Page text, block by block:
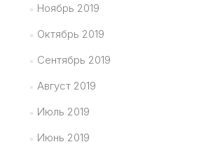
Ноябрь 2019
Октябрь 2019
Сентябрь 2019
Август 2019
Июль 2019
Июнь 2019